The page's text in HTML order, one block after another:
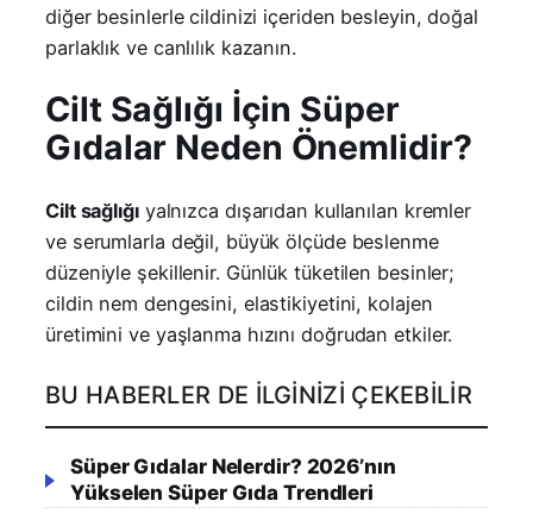
diğer besinlerle cildinizi içeriden besleyin, doğal
parlaklık ve canlılık kazanın.
Cilt Sağlığı İçin Süper
Gıdalar Neden Önemlidir?
Cilt sağlığıyalnızca dışarıdan kullanılan kremler
ve serumlarla değil, büyük ölçüde beslenme
düzeniyle şekillenir. Günlük tüketilen besinler;
cildin nem dengesini, elastikiyetini, kolajen
üretimini ve yaşlanma hızını doğrudan etkiler.
BU HABERLER DE İLGINIZI ÇEKEBILIR
Süper Gıdalar Nelerdir? 2026’nın
Yükselen Süper Gıda Trendleri